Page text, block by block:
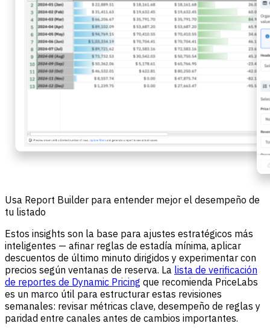
Usa Report Builder para entender mejor el desempeño de
tu listado
Estos insights son la base para ajustes estratégicos más
inteligentes — afinar reglas de estadía mínima, aplicar
descuentos de último minuto dirigidos y experimentar con
precios según ventanas de reserva. La lista de verificación
de reportes de Dynamic Pricing que recomienda PriceLabs
es un marco útil para estructurar estas revisiones
semanales: revisar métricas clave, desempeño de reglas y
paridad entre canales antes de cambios importantes.